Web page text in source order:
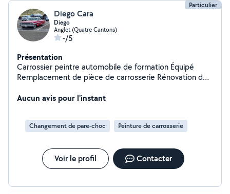
Particulier
Diego Cara
Diego
Anglet (Quatre Cantons)
-/5
Présentation
Carrossier peintre automobile de formation Équipé
Remplacement de pièce de carrosserie Rénovation de
peinture Disponible sur anglet » Produit a payer avant
Aucun avis pour l'instant
Changement de pare-choc Peinture de carrosserie
Voir le profil Contacter